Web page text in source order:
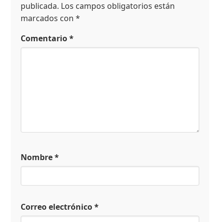
publicada. Los campos obligatorios están
marcados con*
Comentario*
Nombre*
Correo electrónico*